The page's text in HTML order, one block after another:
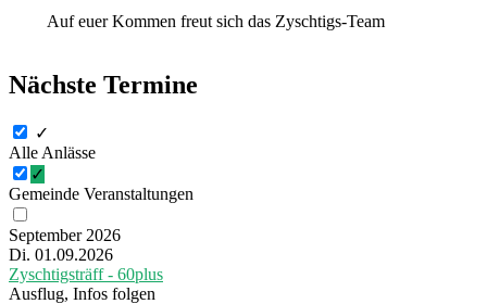
Auf euer Kommen freut sich das Zyschtigs-Team
Nächste Termine
✓
Alle Anlässe
✓
Gemeinde Veranstaltungen
September 2026
Di. 01.09.2026
Zyschtigsträff - 60plus
Ausflug, Infos folgen